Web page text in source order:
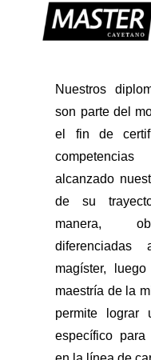
Nuestros
son parte del
el fin de
alcanzado
de su
manera,
magíster,
maestría de la
permite lograr
específico